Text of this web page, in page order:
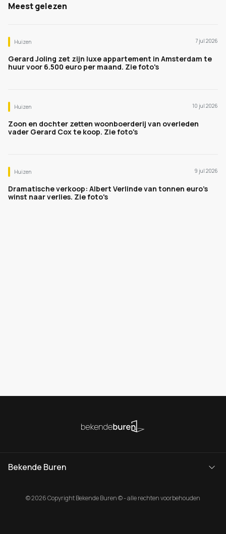
Meest gelezen
Huizen 7 jul 2026
Gerard Joling zet zijn luxe appartement in Amsterdam te
huur voor 6.500 euro per maand. Zie foto's
Huizen 10 jul 2026
Zoon en dochter zetten woonboerderij van overleden
vader Gerard Cox te koop. Zie foto's
Huizen 9 jul 2026
Dramatische verkoop: Albert Verlinde van tonnen euro's
winst naar verlies. Zie foto's
Bekende Buren
© 2026 Copyright Bekende Buren © - alle rechten voorbehouden